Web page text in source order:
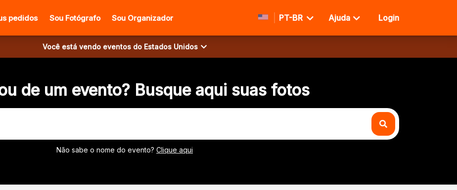
pedidos Sou Fotógrafo Sou Organizador PT-BR Ajuda Login
Você está vendo eventos do Estados Unidos
de um evento? Busque aqui suas fotos
Não sabe o nome do evento? Clique aqui